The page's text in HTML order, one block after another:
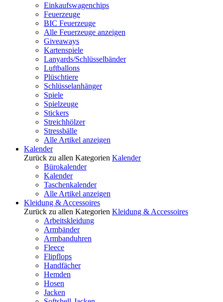
Einkaufswagenchips
Feuerzeuge
BIC Feuerzeuge
Alle Feuerzeuge anzeigen
Giveaways
Kartenspiele
Lanyards/Schlüsselbänder
Luftballons
Plüschtiere
Schlüsselanhänger
Spiele
Spielzeuge
Stickers
Streichhölzer
Stressbälle
Alle Artikel anzeigen
Kalender
Zurück zu allen Kategorien Kalender
Bürokalender
Kalender
Taschenkalender
Alle Artikel anzeigen
Kleidung & Accessoires
Zurück zu allen Kategorien Kleidung & Accessoires
Arbeitskleidung
Armbänder
Armbanduhren
Fleece
Flipflops
Handfächer
Hemden
Hosen
Jacken